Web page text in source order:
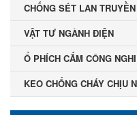
CHỐNG SÉT LAN TRUYỀN
VẬT TƯ NGÀNH ĐIỆN
Ổ PHÍCH CẮM CÔNG
KEO CHỐNG CHÁY CHỊU